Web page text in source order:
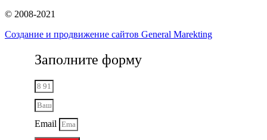
© 2008-2021
Создание и продвижение сайтов General Marekting
Заполните форму
Email